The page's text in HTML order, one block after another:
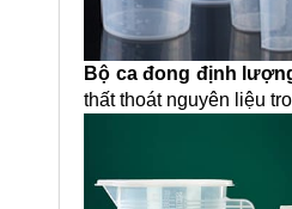
Bộ ca đong định
thất thoát nguyên liệu